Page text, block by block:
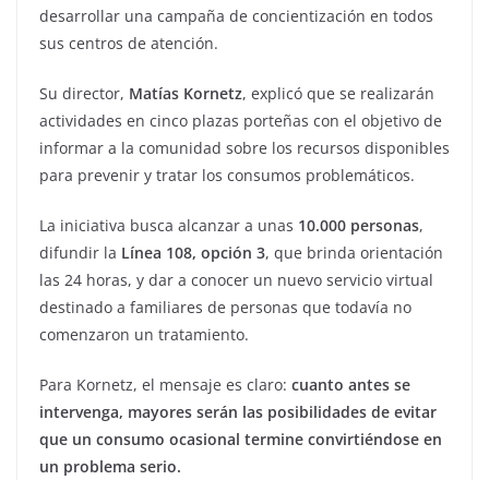
desarrollar una campaña de concientización en todos
sus centros de atención.
Su director, Matías Kornetz, explicó que se realizarán
actividades en cinco plazas porteñas con el objetivo de
informar a la comunidad sobre los recursos disponibles
para prevenir y tratar los consumos problemáticos.
La iniciativa busca alcanzar a unas 10.000 personas,
difundir la Línea 108, opción 3, que brinda orientación
las 24 horas, y dar a conocer un nuevo servicio virtual
destinado a familiares de personas que todavía no
comenzaron un tratamiento.
Para Kornetz, el mensaje es claro: cuanto antes se
intervenga, mayores serán las posibilidades de evitar
que un consumo ocasional termine convirtiéndose en
un problema serio.